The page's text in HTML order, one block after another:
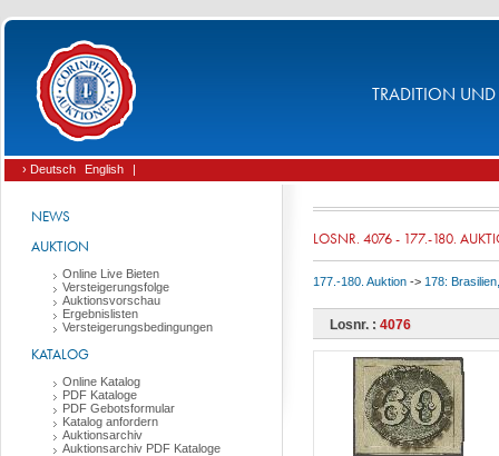
TRADITION UND
› Deutsch English |
NEWS
AUKTION
Online Live Bieten
Versteigerungsfolge
Auktionsvorschau
Ergebnislisten
Versteigerungsbedingungen
KATALOG
Online Katalog
PDF Kataloge
PDF Gebotsformular
Katalog anfordern
Auktionsarchiv
Auktionsarchiv PDF Kataloge
LOSNR. 4076 - 177.-180.
177.-180. Auktion -> 178:
Losnr. : 4076